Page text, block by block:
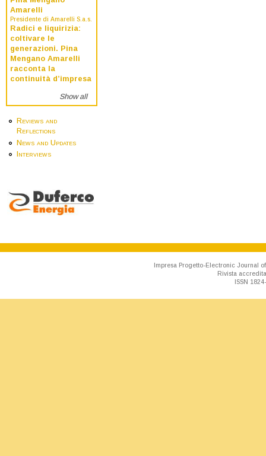
Amarelli
Presidente di Amarelli S.a.s.
Radici e liquirizia:
coltivare le
generazioni. Pina
Mengano Amarelli
racconta la
continuità d’impresa
Show all
Reviews and
Reflections
News and Updates
Interviews
Impresa Progetto-Electronic Journal
Rivista
ISSN